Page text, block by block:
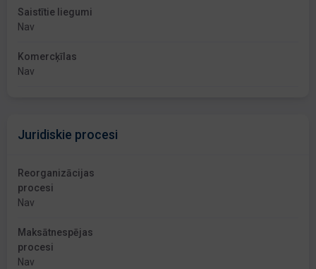
Saistītie liegumi
Nav
Komercķīlas
Nav
Juridiskie procesi
Reorganizācijas
procesi
Nav
Maksātnespējas
procesi
Nav